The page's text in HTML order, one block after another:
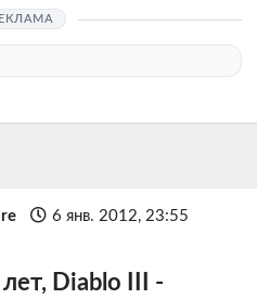
6 янв. 2012, 23:55
Diablo III -